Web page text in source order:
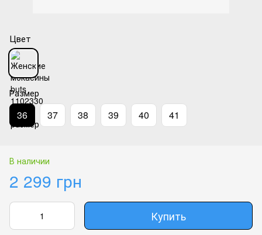
Цвет
Размер
36 37 38 39 40 41
В наличии
2 299 грн
Купить